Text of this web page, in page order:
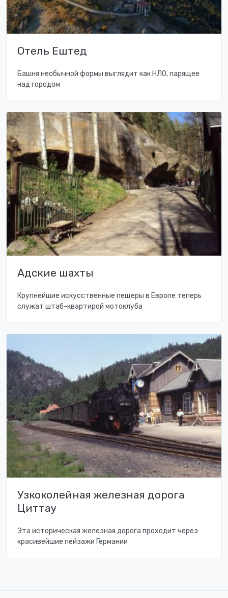
Отель Ештед
Башня необычной формы выглядит как НЛО, парящее
над городом
Адские шахты
Крупнейшие искусственные пещеры в Европе теперь
служат штаб-квартирой мотоклуба
Узкоколейная железная дорога
Циттау
Эта историческая железная дорога проходит через
красивейшие пейзажи Германии